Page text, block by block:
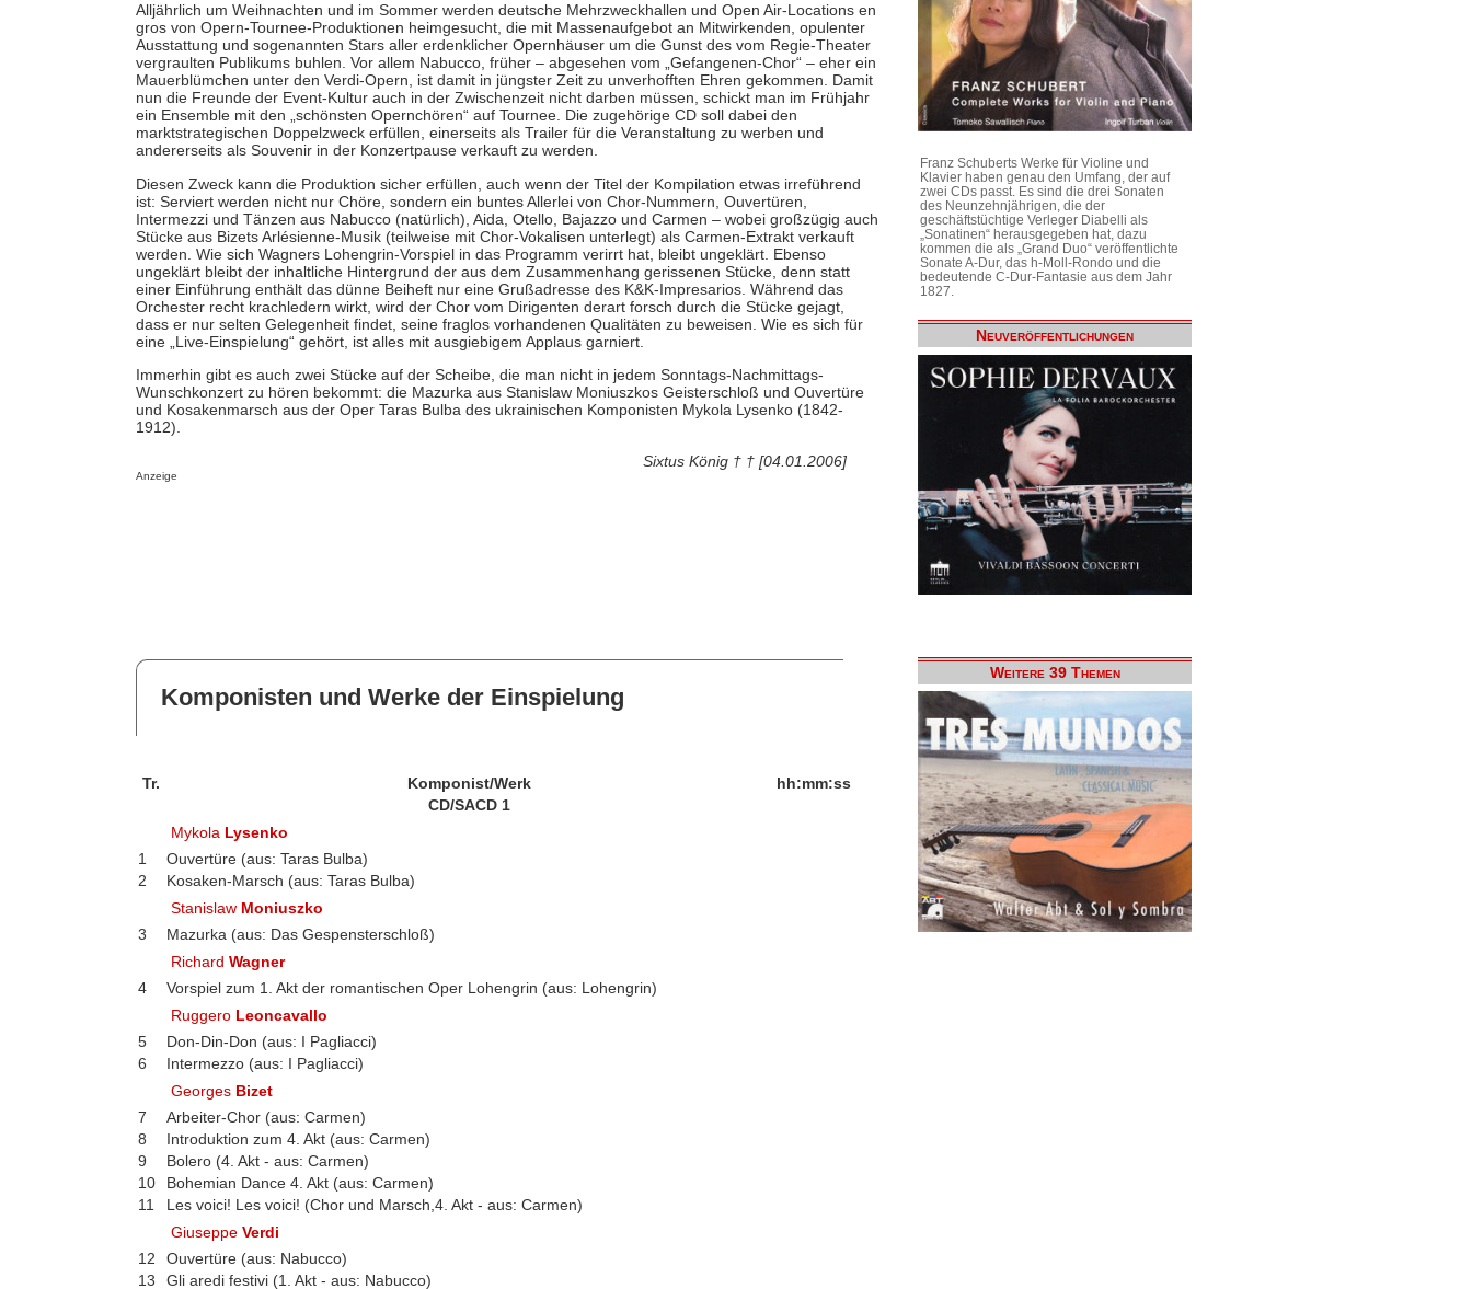
Alljährlich um Weihnachten und im Sommer werden deutsche Mehrzweckhallen und Open Air-Locations en
gros von Opern-Tournee-Produktionen heimgesucht, die mit Massenaufgebot an Mitwirkenden, opulenter
Ausstattung und sogenannten Stars aller erdenklicher Opernhäuser um die Gunst des vom Regie-Theater
vergraulten Publikums buhlen. Vor allem Nabucco, früher – abgesehen vom „Gefangenen-Chor“ – eher ein
Mauerblümchen unter den Verdi-Opern, ist damit in jüngster Zeit zu unverhofften Ehren gekommen. Damit
nun die Freunde der Event-Kultur auch in der Zwischenzeit nicht darben müssen, schickt man im Frühjahr
ein Ensemble mit den „schönsten Opernchören“ auf Tournee. Die zugehörige CD soll dabei den
marktstrategischen Doppelzweck erfüllen, einerseits als Trailer für die Veranstaltung zu werben und
andererseits als Souvenir in der Konzertpause verkauft zu werden.
Diesen Zweck kann die Produktion sicher erfüllen, auch wenn der Titel der Kompilation etwas irreführend
ist: Serviert werden nicht nur Chöre, sondern ein buntes Allerlei von Chor-Nummern, Ouvertüren,
Intermezzi und Tänzen aus Nabucco (natürlich), Aida, Otello, Bajazzo und Carmen – wobei großzügig auch
Stücke aus Bizets Arlésienne-Musik (teilweise mit Chor-Vokalisen unterlegt) als Carmen-Extrakt verkauft
werden. Wie sich Wagners Lohengrin-Vorspiel in das Programm verirrt hat, bleibt ungeklärt. Ebenso
ungeklärt bleibt der inhaltliche Hintergrund der aus dem Zusammenhang gerissenen Stücke, denn statt
einer Einführung enthält das dünne Beiheft nur eine Grußadresse des K&K-Impresarios. Während das
Orchester recht krachledern wirkt, wird der Chor vom Dirigenten derart forsch durch die Stücke gejagt,
dass er nur selten Gelegenheit findet, seine fraglos vorhandenen Qualitäten zu beweisen. Wie es sich für
eine „Live-Einspielung“ gehört, ist alles mit ausgiebigem Applaus garniert.
Immerhin gibt es auch zwei Stücke auf der Scheibe, die man nicht in jedem Sonntags-Nachmittags-
Wunschkonzert zu hören bekommt: die Mazurka aus Stanislaw Moniuszkos Geisterschloß und Ouvertüre
und Kosakenmarsch aus der Oper Taras Bulba des ukrainischen Komponisten Mykola Lysenko (1842-
1912).
Sixtus König † † [04.01.2006]
Anzeige
Komponisten und Werke der Einspielung
Tr. Komponist/Werk
hh:mm:ss
CD/SACD 1
Mykola Lysenko
1
Ouvertüre (aus: Taras Bulba)
2
Kosaken-Marsch (aus: Taras Bulba)
Stanislaw Moniuszko
3
Mazurka (aus: Das Gespensterschloß)
RichardWagner
4
Vorspiel zum 1. Akt der romantischen Oper Lohengrin (aus: Lohengrin)
Ruggero Leoncavallo
5
Don-Din-Don (aus: I Pagliacci)
6
Intermezzo (aus: I Pagliacci)
Georges Bizet
7
Arbeiter-Chor (aus: Carmen)
8
Introduktion zum 4. Akt (aus: Carmen)
9
Bolero (4. Akt - aus: Carmen)
10
Bohemian Dance 4. Akt (aus: Carmen)
11
Les voici! Les voici! (Chor und Marsch,4. Akt - aus: Carmen)
GiuseppeVerdi
12
Ouvertüre (aus: Nabucco)
13
Gli aredi festivi (1. Akt - aus: Nabucco)
Franz Schuberts Werke für Violine und
Klavier haben genau den Umfang, der auf
zwei CDs passt. Es sind die drei Sonaten
des Neunzehnjährigen, die der
geschäftstüchtige Verleger Diabelli als
„Sonatinen“ herausgegeben hat, dazu
kommen die als „Grand Duo“ veröffentlichte
Sonate A-Dur, das h-Moll-Rondo und die
bedeutende C-Dur-Fantasie aus dem Jahr
1827.
Neuveröffentlichungen
Weitere 39 Themen